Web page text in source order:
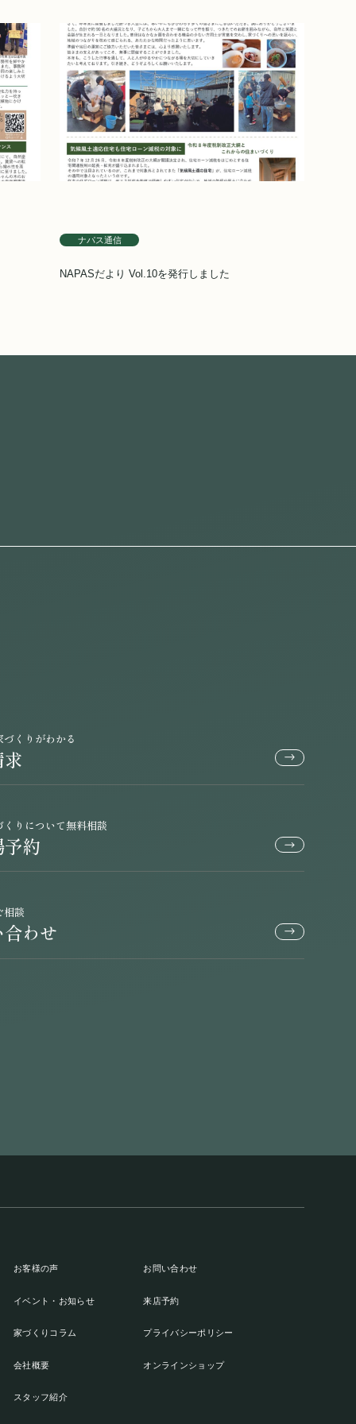
ナパス通信
NAPASだより Vol.10を発行しました
づくりがわかる
くりについて無料相談
予約
相談
わせ
お客様の声
イベント・お知らせ
家づくりコラム
会社概要
スタッフ紹介
お問い合わせ
来店予約
プライバシーポリシー
オンラインショップ